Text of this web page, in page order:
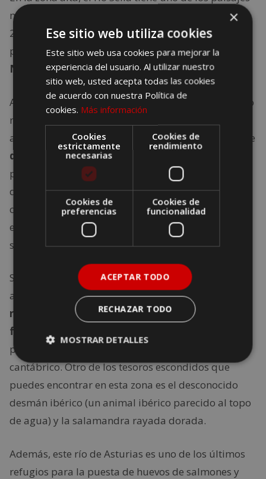
más hermosos de toda Asturias. Los
, a unos
20 kilómetros, es unimpresionante desfiladero
por donde discurre el río, perteneciente alParque
Natural de Ponga.
Aunque está cercano al mar Cantábrico, el descenso
muestra la naturaleza en todo su esplendor. Si te
animas a participar en esta carrera, navegarás entre
densos bosques de fresnos, robles y arces
prestas la suficiente atención, es posible que
durante el camino veas latiragaña, una planta
carnívora pequeña que tiene flores violetas y crece
en las laderas, rodeada por los humedales y
sombras de las riberas del río Sella.
Si quieres descubrir aún más la naturaleza que
abraza al descenso del río Sella, podrás visitar el
refugio para las especies más importantes de la
fauna ibérica
pardo, lobo ibérico, quebrantahuesos y urogallo
cantábrico. Otro de los tesoros escondidos que
puedes encontrar en esta zona es el desconocido
desmán ibérico (un animal ibérico parecido al topo
de agua) y la salamandra rayada dorada.
Además, este río de Asturias es uno de los últimos
refugios para la puesta de huevos de salmones y
×
Ese sitio web utiliza cookies
Este sitio web usa cookies para mejorar la
experiencia del usuario. Al utilizar nuestro
sitio web, usted acepta todas las cookies
de acuerdo con nuestra Política de
cookies. Más información
Cookies
estrictamente
necesarias
Cookies de
rendimiento
Cookies de
preferencias
Cookies de
funcionalidad
ACEPTAR TODO
RECHAZAR TODO
MOSTRAR DETALLES